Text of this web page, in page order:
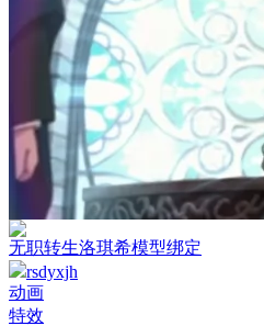
无职转生洛琪希模型绑定
rsdyxjh
动画
特效